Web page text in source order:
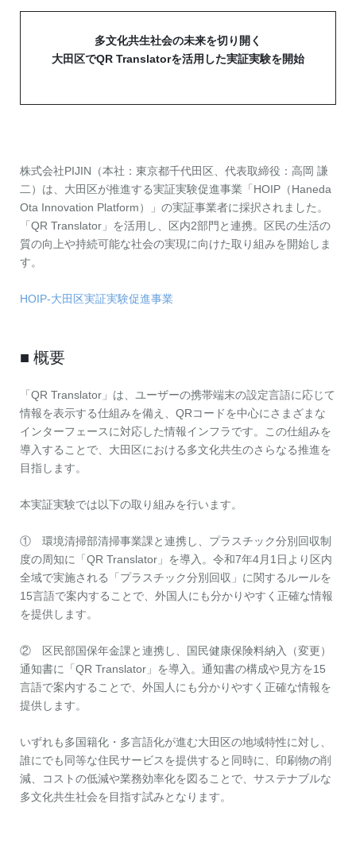
多文化共生社会の未来を切り開く
大田区でQR Translatorを活用した実証実験を開始
株式会社PIJIN（本社：東京都千代田区、代表取締役：高岡 謙
二）は、大田区が推進する実証実験促進事業「HOIP（Haneda
Ota Innovation Platform）」の実証事業者に採択されました。
「QR Translator」を活用し、区内2部門と連携。区民の生活の
質の向上や持続可能な社会の実現に向けた取り組みを開始しま
す。
HOIP-大田区実証実験促進事業
■ 概要
「QR Translator」は、ユーザーの携帯端末の設定言語に応じて
情報を表示する仕組みを備え、QRコードを中心にさまざまな
インターフェースに対応した情報インフラです。この仕組みを
導入することで、大田区における多文化共生のさらなる推進を
目指します。
本実証実験では以下の取り組みを行います。
① 環境清掃部清掃事業課と連携し、プラスチック分別回収制
度の周知に「QR Translator」を導入。令和7年4月1日より区内
全域で実施される「プラスチック分別回収」に関するルールを
15言語で案内することで、外国人にも分かりやすく正確な情報
を提供します。
② 区民部国保年金課と連携し、国民健康保険料納入（変更）
通知書に「QR Translator」を導入。通知書の構成や見方を15
言語で案内することで、外国人にも分かりやすく正確な情報を
提供します。
いずれも多国籍化・多言語化が進む大田区の地域特性に対し、
誰にでも同等な住民サービスを提供すると同時に、印刷物の削
減、コストの低減や業務効率化を図ることで、サステナブルな
多文化共生社会を目指す試みとなります。